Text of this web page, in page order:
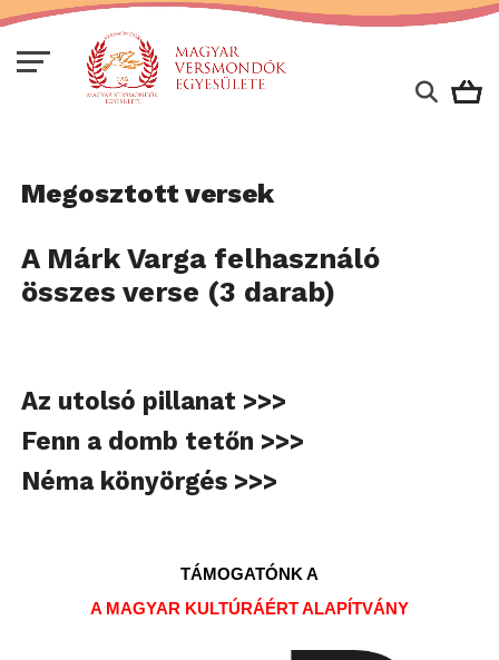
Megosztott versek
A Márk Varga felhasználó
összes verse (3 darab)
Az utolsó pillanat >>>
Fenn a domb tetőn >>>
Néma könyörgés >>>
TÁMOGATÓNK A
A MAGYAR KULTÚRÁÉRT ALAPÍTVÁNY